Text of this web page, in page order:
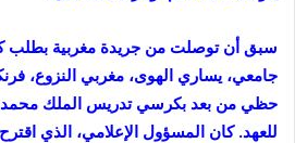
سبق أن توصلت من جريدة مغربية بطلب
جامعي، يساري الهوى، مغربي النزوع،
حظي من بعد بكرسي تدريس الملك محمد
للعهد. كان المسؤول الإعلامي، الذي